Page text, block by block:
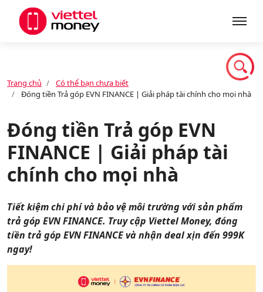
Dịch vụ
Khuyến mãi
Trang chủ
Có thể bạn chưa biết
Đóng tiền Trả góp EVN FINANCE | Giải pháp tài chính cho mọi nhà
Đóng tiền Trả góp EVN
FINANCE | Giải pháp tài
chính cho mọi nhà
Tiết kiệm chi phí và bảo vệ môi trường với sản phẩm
trả góp EVN FINANCE. Truy cập Viettel Money, đóng
tiền trả góp EVN FINANCE và nhận deal xịn đến 999K
ngay!